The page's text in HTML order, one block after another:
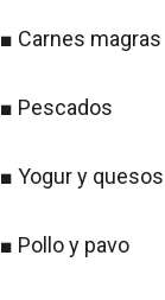
■ Carnes magras
■ Pescados
■ Yogur y quesos
■ Pollo y pavo